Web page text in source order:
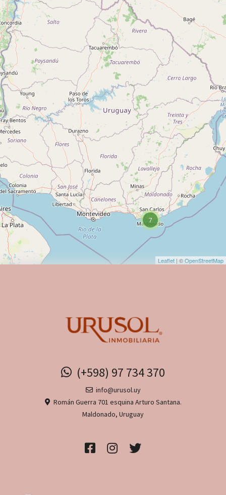
7
Leaflet | ©OpenStreetMap
(+598) 97 734 370
info@urusol.uy
Román Guerra 701 esquina Arturo Santana.
Maldonado, Uruguay